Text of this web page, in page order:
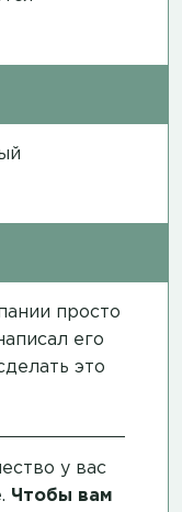
просто
его
это
у вас
Чтобы вам